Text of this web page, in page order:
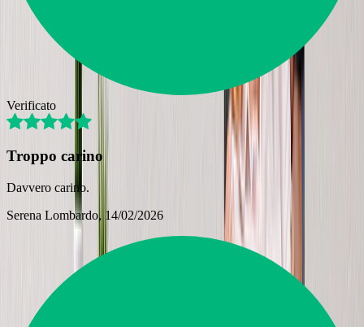
Verificato
Troppo carino
Davvero carino.
Serena Lombardo, 14/02/2026